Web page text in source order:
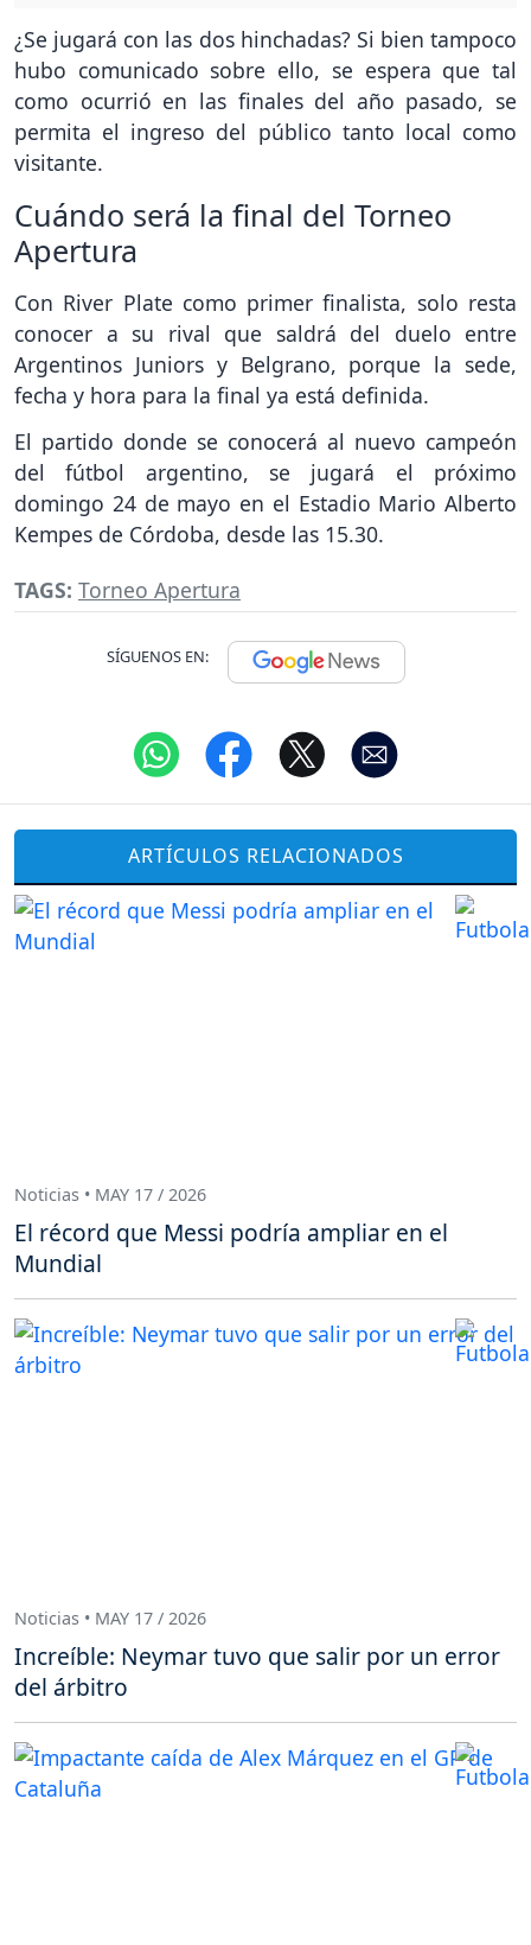
¿Se jugará con las dos hinchadas? Si bien tampoco
hubo comunicado sobre ello, se espera que tal
como ocurrió en las finales del año pasado, se
permita el ingreso del público tanto local como
visitante.
Cuándo será la final del Torneo
Apertura
Con River Plate como primer finalista, solo resta
conocer a su rival que saldrá del duelo entre
Argentinos Juniors y Belgrano, porque la sede,
fecha y hora para la final ya está definida.
El partido donde se conocerá al nuevo campeón
del fútbol argentino, se jugará el próximo
domingo 24 de mayo en el Estadio Mario Alberto
Kempes de Córdoba, desde las 15.30.
TAGS: Torneo Apertura
SÍGUENOS EN:
ARTÍCULOS RELACIONADOS
Noticias • MAY 17 / 2026
El récord que Messi podría ampliar en el
Mundial
Noticias • MAY 17 / 2026
Increíble: Neymar tuvo que salir por un error
del árbitro